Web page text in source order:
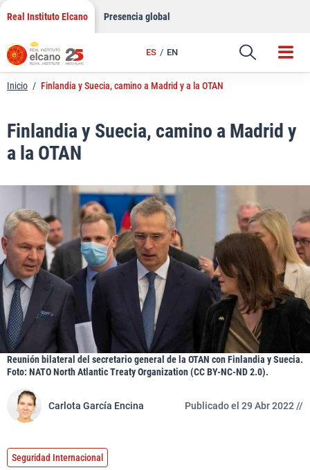
Saltar
contenido
Real Instituto Elcano Presencia global
ES EN
Enlace
Inicio / Finlandia y Suecia, camino a Madrid y a la OTAN
Finlandia y Suecia, camino a Madrid y
a la OTAN
Reunión bilateral del secretario general de la OTAN con Finlandia y Suecia.
Foto: NATO North Atlantic Treaty Organization (CC BY-NC-ND 2.0).
Carlota García Encina Publicado el 29 Abr 2022 //
Seguridad Internacional